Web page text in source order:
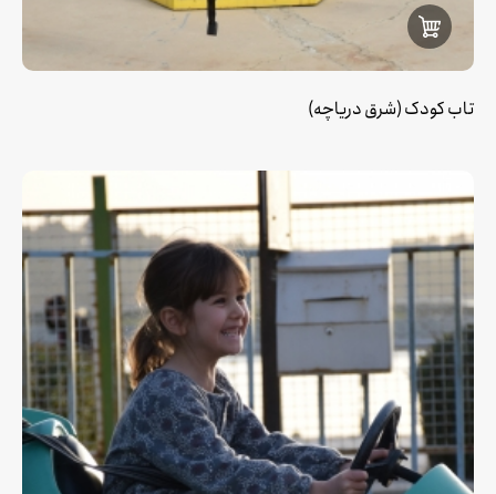
تاب کودک (شرق دریاچه)